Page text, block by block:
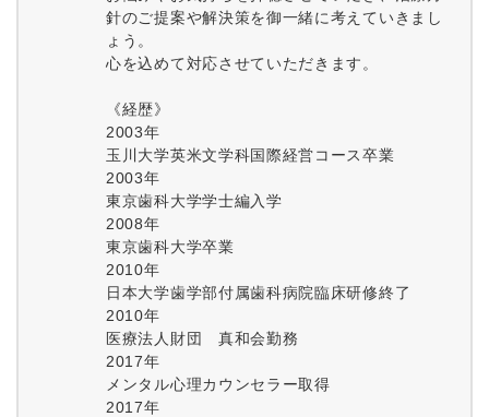
針のご提案や解決策を御一緒に考えていきまし
ょう。
心を込めて対応させていただきます。
《経歴》
2003年
玉川大学英米文学科国際経営コース卒業
2003年
東京歯科大学学士編入学
2008年
東京歯科大学卒業
2010年
日本大学歯学部付属歯科病院臨床研修終了
2010年
医療法人財団 真和会勤務
2017年
メンタル心理カウンセラー取得
2017年